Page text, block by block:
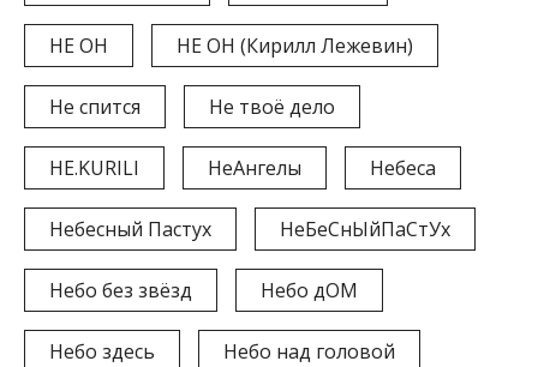
НЕ ОН НЕ ОН (Кирилл Лежевин)
Не спится Не твоё дело
НЕ.KURILI НеАнгелы Небеса
Небесный Пастух НеБеСнЫйПаСтУх
Небо без звёзд Небо дОМ
Небо здесь Небо над головой